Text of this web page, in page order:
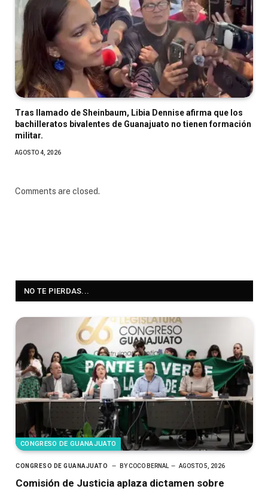
Tras llamado de Sheinbaum, Libia Dennise afirma que los
bachilleratos bivalentes de Guanajuato no tienen formación
militar.
AGOSTO 4, 2026
Comments are closed.
NO TE PIERDAS...
CONGRESO DE GUANAJUATO
CONGRESO DE GUANAJUATO BYCOCO BERNAL AGOSTO 5, 2026
Comisión de Justicia aplaza dictamen sobre